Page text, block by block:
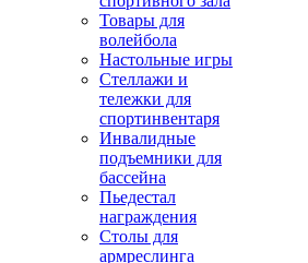
Товары для
волейбола
Настольные игры
Стеллажи и
тележки для
спортинвентаря
Инвалидные
подъемники для
бассейна
Пьедестал
награждения
Столы для
армреслинга